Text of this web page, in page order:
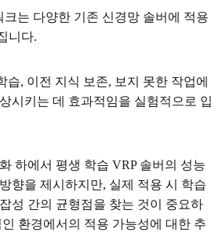
는 다양한 기존 신경망 솔버에 적용
니다.
습, 이전 지식 보존, 보지 못한 작업에
시키는 데 효과적임을 실험적으로 입
하에서 평생 학습 VRP 솔버의 성능
향을 제시하지만, 실제 적용 시 학습
성 간의 균형점을 찾는 것이 중요하
환경에서의 적용 가능성에 대한 추